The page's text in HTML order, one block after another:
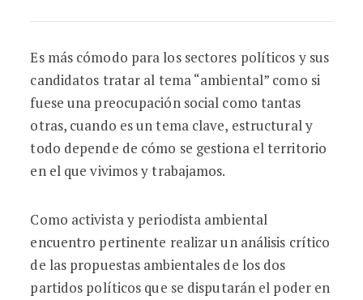
Es más cómodo para los sectores políticos y sus
candidatos tratar al tema “ambiental” como si
fuese una preocupación social como tantas
otras, cuando es un tema clave, estructural y
todo depende de cómo se gestiona el territorio
en el que vivimos y trabajamos.
Como activista y periodista ambiental
encuentro pertinente realizar un análisis crítico
de las propuestas ambientales de los dos
partidos políticos que se disputarán el poder en